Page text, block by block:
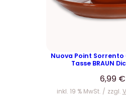
€
Nuova Point Sorrento
Tasse BRAUN
6,99 €
inkl. 19 % MwSt. zzgl.